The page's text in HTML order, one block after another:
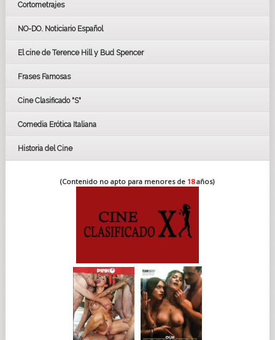
LOS OSCARS
GOYAS
BAFTA
Cortometrajes
NO-DO. Noticiario Español
El cine de Terence Hill y Bud Spencer
Frases Famosas
Cine Clasificado "S"
Comedia Erótica Italiana
Historia del Cine
(Contenido no apto para menores de 18años)